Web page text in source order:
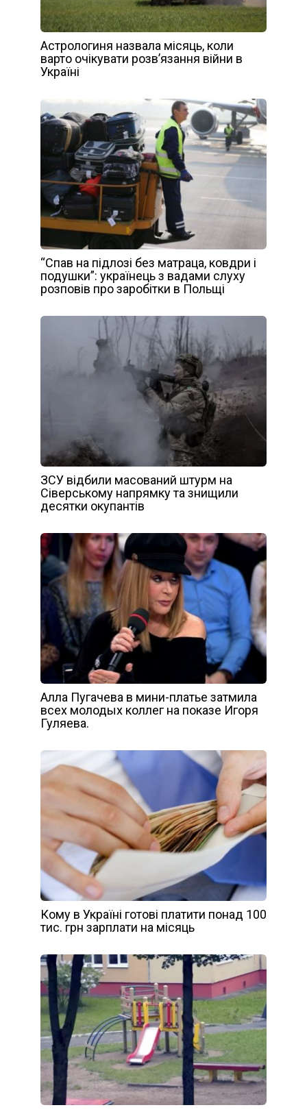
Астрологиня назвала місяць, коли
варто очікувати розв’язання війни в
Україні
“Спав на підлозі без матраца, ковдри і
подушки”: українець з вадами слуху
розповів про заробітки в Польщі
ЗСУ відбили масований штурм на
Сіверському напрямку та знищили
десятки окупантів
Алла Пугачева в мини-платье затмила
всех молодых коллег на показе Игоря
Гуляева.
Кому в Україні готові платити понад 100
тис. грн зарплати на місяць